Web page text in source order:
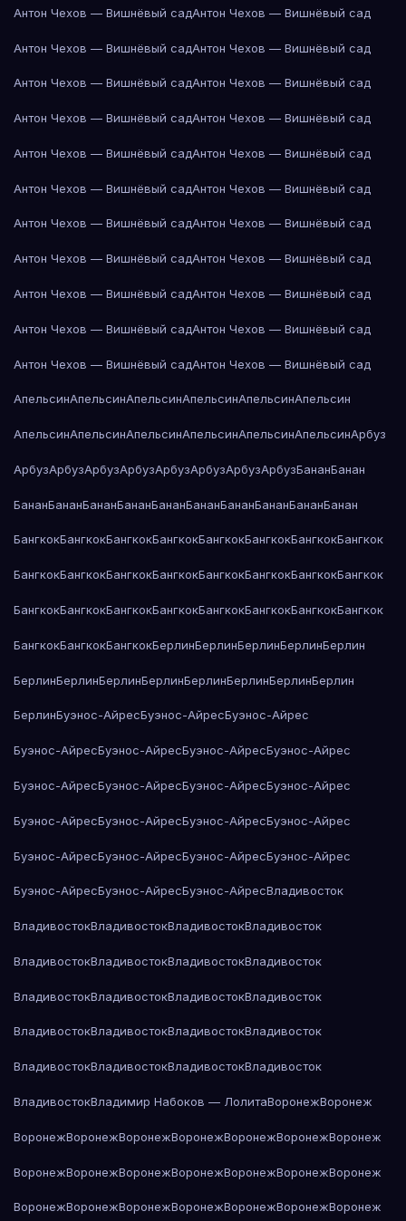
Антон Чехов — Вишнёвый садАнтон Чехов — Вишнёвый сад
Антон Чехов — Вишнёвый садАнтон Чехов — Вишнёвый сад
Антон Чехов — Вишнёвый садАнтон Чехов — Вишнёвый сад
Антон Чехов — Вишнёвый садАнтон Чехов — Вишнёвый сад
Антон Чехов — Вишнёвый садАнтон Чехов — Вишнёвый сад
Антон Чехов — Вишнёвый садАнтон Чехов — Вишнёвый сад
Антон Чехов — Вишнёвый садАнтон Чехов — Вишнёвый сад
Антон Чехов — Вишнёвый садАнтон Чехов — Вишнёвый сад
Антон Чехов — Вишнёвый садАнтон Чехов — Вишнёвый сад
Антон Чехов — Вишнёвый садАнтон Чехов — Вишнёвый сад
Антон Чехов — Вишнёвый садАнтон Чехов — Вишнёвый сад
АпельсинАпельсинАпельсинАпельсинАпельсинАпельсин
АпельсинАпельсинАпельсинАпельсинАпельсинАпельсинАрбуз
АрбузАрбузАрбузАрбузАрбузАрбузАрбузАрбузБананБанан
БананБананБананБананБананБананБананБананБананБанан
БангкокБангкокБангкокБангкокБангкокБангкокБангкокБангкок
БангкокБангкокБангкокБангкокБангкокБангкокБангкокБангкок
БангкокБангкокБангкокБангкокБангкокБангкокБангкокБангкок
БангкокБангкокБангкокБерлинБерлинБерлинБерлинБерлин
БерлинБерлинБерлинБерлинБерлинБерлинБерлинБерлин
БерлинБуэнос-АйресБуэнос-АйресБуэнос-Айрес
Буэнос-АйресБуэнос-АйресБуэнос-АйресБуэнос-Айрес
Буэнос-АйресБуэнос-АйресБуэнос-АйресБуэнос-Айрес
Буэнос-АйресБуэнос-АйресБуэнос-АйресБуэнос-Айрес
Буэнос-АйресБуэнос-АйресБуэнос-АйресБуэнос-Айрес
Буэнос-АйресБуэнос-АйресБуэнос-АйресВладивосток
ВладивостокВладивостокВладивостокВладивосток
ВладивостокВладивостокВладивостокВладивосток
ВладивостокВладивостокВладивостокВладивосток
ВладивостокВладивостокВладивостокВладивосток
ВладивостокВладивостокВладивостокВладивосток
ВладивостокВладимир Набоков — ЛолитаВоронежВоронеж
ВоронежВоронежВоронежВоронежВоронежВоронежВоронеж
ВоронежВоронежВоронежВоронежВоронежВоронежВоронеж
ВоронежВоронежВоронежВоронежВоронежВоронежВоронеж